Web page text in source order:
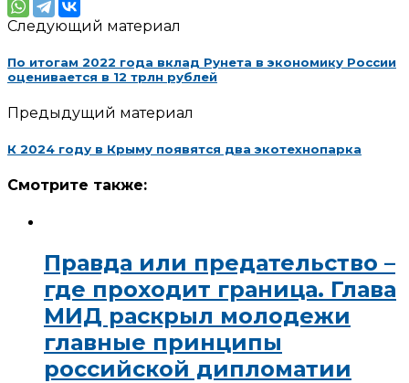
Следующий материал
По итогам 2022 года вклад Рунета в экономику России
оценивается в 12 трлн рублей
Предыдущий материал
К 2024 году в Крыму появятся два экотехнопарка
Смотрите также:
Правда или предательство –
где проходит граница. Глава
МИД раскрыл молодежи
главные принципы
российской дипломатии